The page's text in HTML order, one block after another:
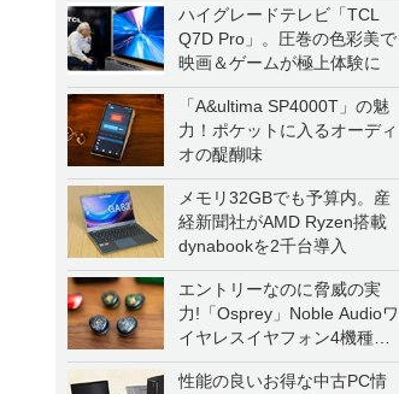
ハイグレードテレビ「TCL
Q7D Pro」。圧巻の色彩美で
映画＆ゲームが極上体験に
「A&ultima SP4000T」の魅
力！ポケットに入るオーディ
オの醍醐味
メモリ32GBでも予算内。産
経新聞社がAMD Ryzen搭載
dynabookを2千台導入
エントリーなのに脅威の実
力!「Osprey」Noble Audioワ
イヤレスイヤフォン4機種を
一気に聴く
性能の良いお得な中古PC情